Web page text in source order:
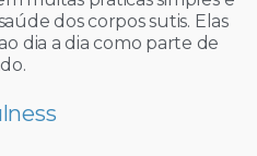
dos corpos sutis. Elas
dia a dia como parte de